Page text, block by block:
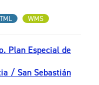
WMS
Plan Especial de
/ San Sebastián